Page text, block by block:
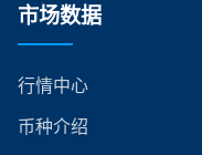
市场数据
行情中心
币种介绍